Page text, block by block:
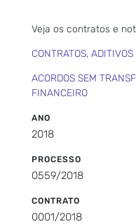
Veja os contratos e
CONTRATOS,
ACORDOS SEM
FINANCEIRO
ANO
2018
PROCESSO
0559/2018
CONTRATO
0001/2018